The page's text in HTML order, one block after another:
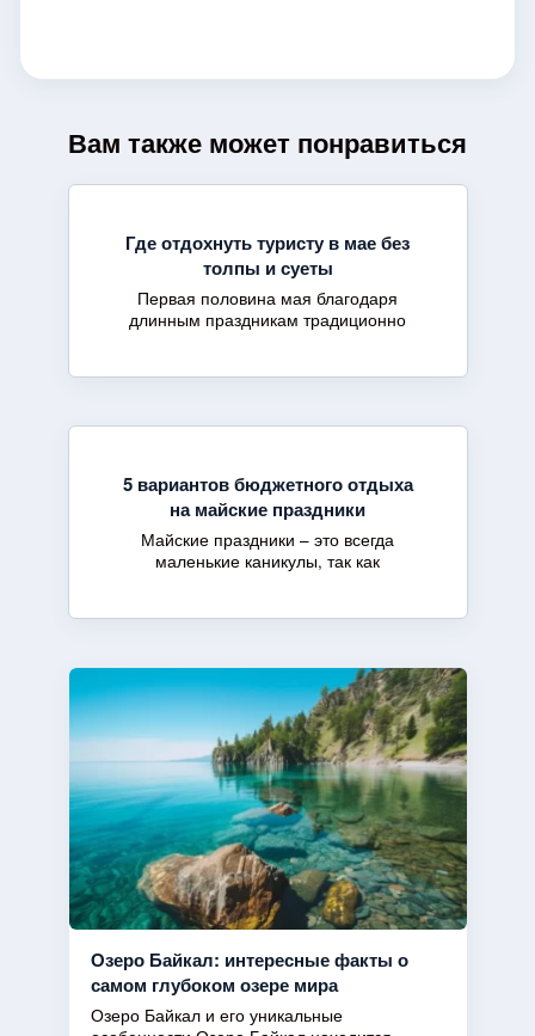
Вам также может понравиться
Где отдохнуть туристу в мае без
толпы и суеты
Первая половина мая благодаря
длинным праздникам традиционно
5 вариантов бюджетного отдыха
на майские праздники
Майские праздники – это всегда
маленькие каникулы, так как
Озеро Байкал: интересные факты о
самом глубоком озере мира
Озеро Байкал и его уникальные